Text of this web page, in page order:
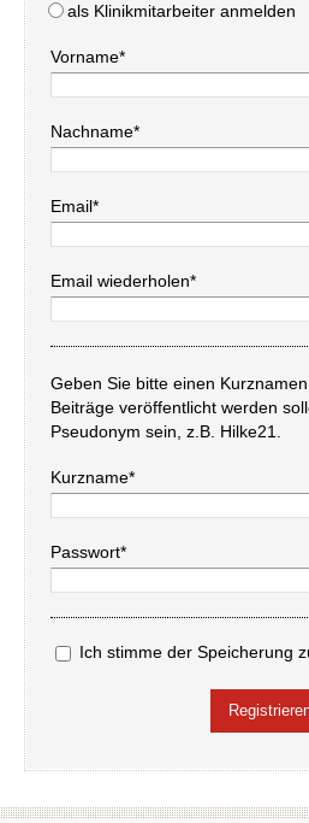
als Klinikmitarbeiter anmelden
Vorname*
Nachname*
Email*
Email wiederholen*
Geben Sie bitte einen
Beiträge veröffentlicht werden
Pseudonym sein, z.B. Hilke21.
Kurzname*
Passwort*
Ich stimme der Speicherung